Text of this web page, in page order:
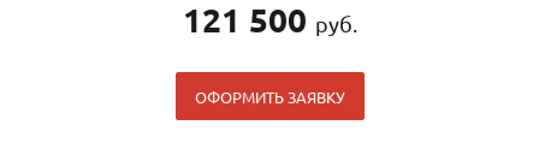
121 500 руб.
ОФОРМИТЬ ЗАЯВКУ